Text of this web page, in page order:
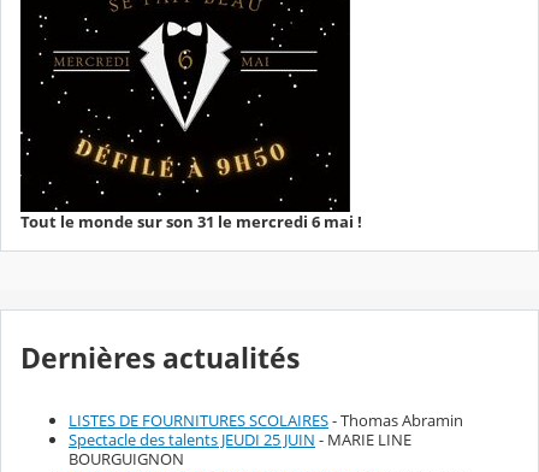
Tout le monde sur son 31 le mercredi 6 mai !
Dernières actualités
LISTES DE FOURNITURES SCOLAIRES- Thomas Abramin
Spectacle des talents JEUDI 25 JUIN - MARIE LINE
BOURGUIGNON